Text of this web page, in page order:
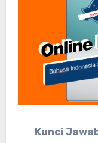
Kunci